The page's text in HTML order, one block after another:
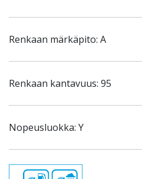
Renkaan märkäpito: A
Renkaan kantavuus: 95
Nopeusluokka: Y